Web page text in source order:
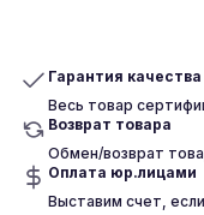
Гарантия качества
Весь товар
Возврат товара
Обмен/возврат
Оплата юр.лицами
Выставим счет,